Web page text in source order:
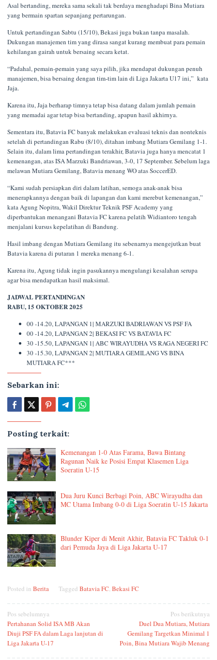
Asal bertanding, mereka sama sekali tak berdaya menghadapi Bina Mutiara
yang bermain spartan sepanjang pertarungan.
Untuk pertandingan Sabtu (15/10), Bekasi juga bukan tanpa masalah.
Dukungan manajemen tim yang dirasa sangat kurang membuat para pemain
kehilangan gairah untuk bersaing secara ketat.
“Padahal, pemain-pemain yang saya pilih, jika mendapat dukungan penuh
manajemen, bisa bersaing dengan tim-tim lain di Liga Jakarta U17 ini,” kata
Jaja.
Karena itu, Jaja berharap timnya tetap bisa datang dalam jumlah pemain
yang memadai agar tetap bisa bertanding, apapun hasil akhirnya.
Sementara itu, Batavia FC banyak melakukan evaluasi teknis dan nonteknis
setelah di pertandingan Rabu (8/10), ditahan imbang Mutiara Gemilang 1-1.
Selain itu, dalam lima pertandingan terakhir, Batavia juga hanya mencatat 1
kemenangan, atas ISA Marzuki Bandriawan, 3-0, 17 September. Sebelum laga
melawan Mutiara Gemilang, Batavia menang WO atas SoccerED.
“Kami sudah persiapkan diri dalam latihan, semoga anak-anak bisa
menerapkannya dengan baik di lapangan dan kami merebut kemenangan,”
kata Agung Nopitra, Wakil Direktur Teknik PSF Academy yang
diperbantukan menangani Batavia FC karena pelatih Widiantoro tengah
menjalani kursus kepelatihan di Bandung.
Hasil imbang dengan Mutiara Gemilang itu sebenarnya mengejutkan buat
Batavia karena di putaran 1 mereka menang 6-1.
Karena itu, Agung tidak ingin pasukannya mengulangi kesalahan serupa
agar bisa mendapatkan hasil maksimal.
JADWAL PERTANDINGAN
RABU, 15 OKTOBER 2025
00 -14.20, LAPANGAN 1| MARZUKI BADRIAWAN VS PSF FA
00 -14.20, LAPANGAN 2| BEKASI FC VS BATAVIA FC
30 -15.50, LAPANGAN 1| ABC WIRAYUDHA VS RAGA NEGERI FC
30 -15.30, LAPANGAN 2| MUTIARA GEMILANG VS BINA
MUTIARA FC***
Sebarkan ini:
Posting terkait:
Kemenangan 1-0 Atas Farama, Bawa Bintang
Ragunan Naik ke Posisi Empat Klasemen Liga
Soeratin U-15
Dua Juru Kunci Berbagi Poin, ABC Wirayudha dan
MC Utama Imbang 0-0 di Liga Soeratin U-15 Jakarta
Blunder Kiper di Menit Akhir, Batavia FC Takluk 0-1
dari Pemuda Jaya di Liga Jakarta U-17
Posted in Berita Tagged Batavia FC, Bekasi FC
Navigasi
pos
Pos sebelumnya
Pertahanan Solid ISA MB Akan
Diuji PSF FA dalam Laga lanjutan di
Liga Jakarta U-17
Pos berikutnya
Duel Dua Mutiara, Mutiara
Gemilang Targetkan Minimal 1
Poin, Bina Mutiara Wajib Menang